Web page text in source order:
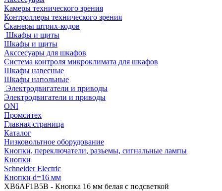
Камеры технического зрения
Контроллеры технического зрения
Сканеры штрих-кодов
Шкафы и щиты
Шкафы и щиты
Акссесуары для шкафов
Система контроля микроклимата для шкафов
Шкафы навесные
Шкафы напольные
Электродвигатели и приводы
Электродвигатели и приводы
ONI
Промситех
Главная страница
Каталог
Низковольтное оборудование
Кнопки, переключатели, разъемы, сигнальные лампы
Кнопки
Schneider Electric
Кнопки d=16 мм
XB6AF1B5B - Кнопка 16 мм белая с подсветкой